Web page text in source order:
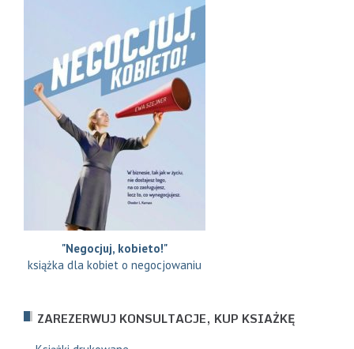
"Negocjuj, kobieto!"
książka dla kobiet o negocjowaniu
ZAREZERWUJ KONSULTACJE, KUP KSIAŻKĘ